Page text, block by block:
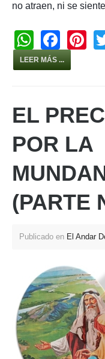
no atraen, ni se
W
h
at
A
p
p
F
a
c
b
o
o
k
Pi
st
LEER MÁS ...
EL
POR LA
(PARTE
Publicado en El Andar